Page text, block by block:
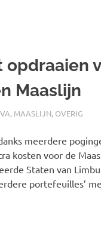
opdraaien
Maaslijn
, MAASLIJN, OVERIG
meerdere
kosten voor de
Staten van
portefeuilles’